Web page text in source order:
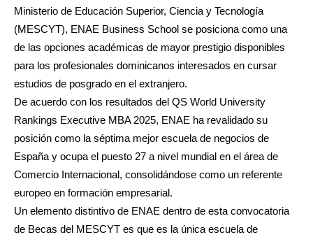
Ministerio de Educación Superior, Ciencia y Tecnología
(MESCYT), ENAE Business School se posiciona como una
de las opciones académicas de mayor prestigio disponibles
para los profesionales dominicanos interesados en cursar
estudios de posgrado en el extranjero.
De acuerdo con los resultados del QS World University
Rankings Executive MBA 2025, ENAE ha revalidado su
posición como la séptima mejor escuela de negocios de
España y ocupa el puesto 27 a nivel mundial en el área de
Comercio Internacional, consolidándose como un referente
europeo en formación empresarial.
Un elemento distintivo de ENAE dentro de esta convocatoria
de Becas del MESCYT es que es la única escuela de